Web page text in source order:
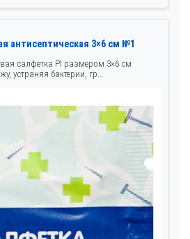
антисептическая 3×6 см №1
салфетка Pl размером 3×6 см
устраняя бактерии, гр...